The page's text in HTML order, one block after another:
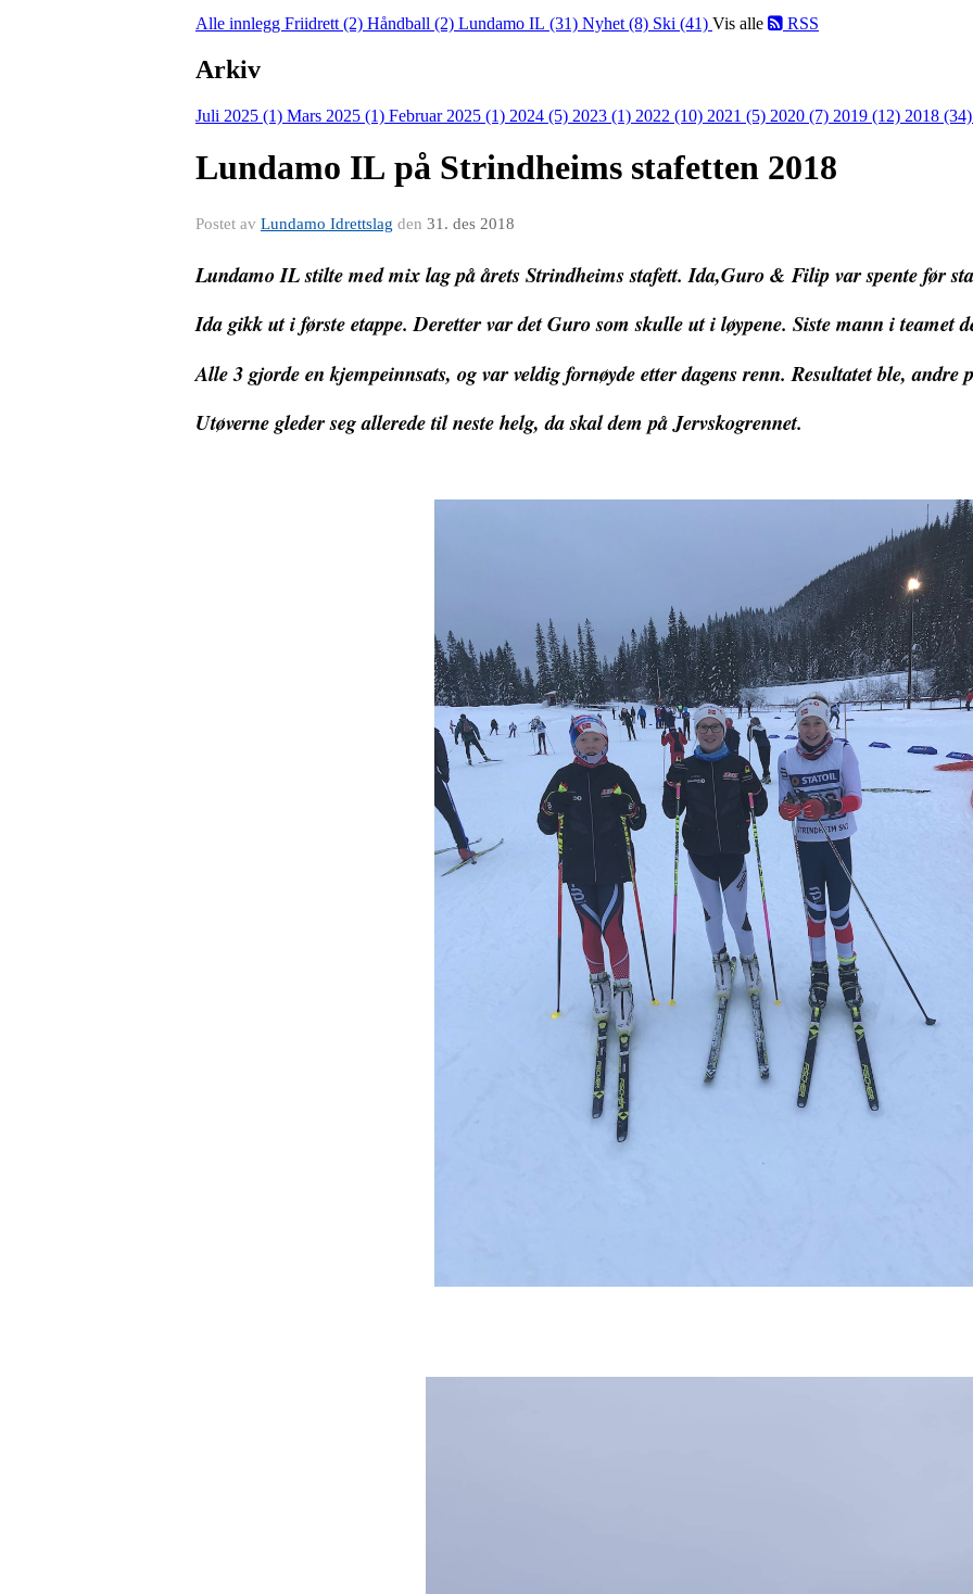
Alle innlegg Friidrett (2) Håndball (2) Lundamo IL (31) Nyhet (8) Ski (41) Vis alle RSS
Arkiv
Juli 2025 (1) Mars 2025 (1) Februar 2025 (1) 2024 (5) 2023 (1) 2022 (10) 2021 (5) 2020 (7) 2019 (12) 2018 (34)
Lundamo IL på Strindheims stafetten 2018
Postet av Lundamo Idrettslag den 31. des 2018
Lundamo IL stilte med mix lag på årets Strindheims stafett. Ida,Guro & Filip var spente før
Ida gikk ut i første etappe. Deretter var det Guro som skulle ut i løypene. Siste mann i teamet
Alle 3 gjorde en kjempeinnsats, og var veldig fornøyde etter dagens renn. Resultatet ble, andre
Utøverne gleder seg allerede til neste helg, da skal dem på Jervskogrennet.